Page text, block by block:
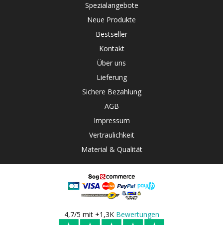
Spezialangebote
Neue Produkte
Bestseller
Kontakt
Über uns
Lieferung
Sichere Bezahlung
AGB
Impressum
Vertraulichkeit
Material & Qualität
4,7/5 mit +1,3K Bewertungen